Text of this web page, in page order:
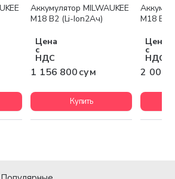
Бесплатная доставка
Аккумулятор MILWAUKEE
M18 B2 (Li-Ion2Ач)
Цена
с
НДС
1 156 800 сум
Купить
M18 B5
Цена
с
НДС
2 003